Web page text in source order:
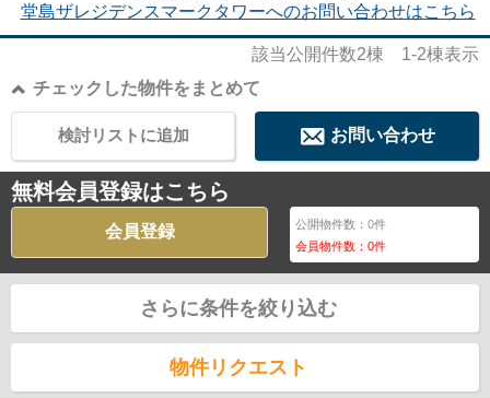
堂島ザレジデンスマークタワーへのお問い合わせはこちら
該当公開件数2棟 1-2棟表示
チェックした物件をまとめて
お問い合わせ
検討リストに追加
無料会員登録はこちら
会員登録 公開物件数：0件
会員物件数：0件
さらに条件を絞り込む
物件リクエスト